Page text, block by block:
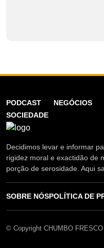
PODCAST NEGÓCIOS
SOCIEDADE
Decidimos levar e informar
rigidez moral e exactidão de
porção de serosidade. Aqui
SOBRE NÓSPOLÍTICA DE
© Copyright CHUMBO